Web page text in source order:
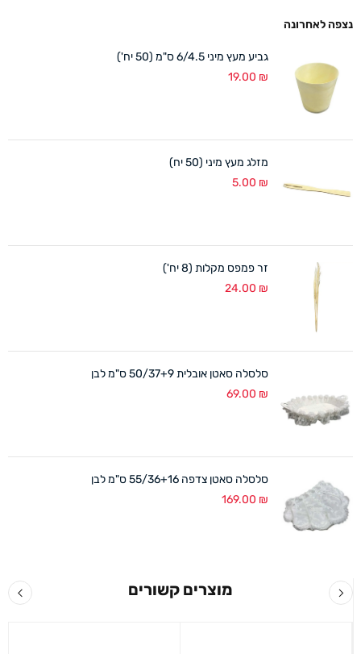
נצפה לאחרונה
גביע מעץ מיני 6/4.5 ס"מ (50 יח')
19.00 ₪
מזלג מעץ מיני (50 יח)
5.00 ₪
זר פמפס מקלות (8 יח')
24.00 ₪
סלסלה סאטן אובלית 50/37+9 ס"מ לבן
69.00 ₪
סלסלה סאטן צדפה 55/36+16 ס"מ לבן
169.00 ₪
מוצרים קשורים